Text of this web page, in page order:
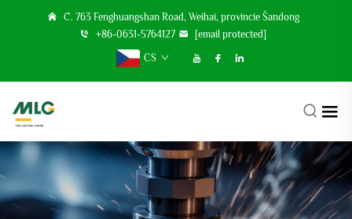
Č. 763 Fenghuangshan Road, Weihai, provincie Šandong
+86-0631-5764127
[email protected]
CS